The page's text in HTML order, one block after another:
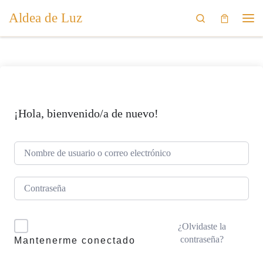
Saltar al contenido
Aldea de Luz
Search
¡Hola, bienvenido/a de nuevo!
Mantenerme conectado
¿Olvidaste la
contraseña?